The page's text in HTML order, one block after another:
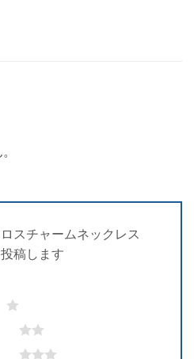
スチャームネックレス
投稿します